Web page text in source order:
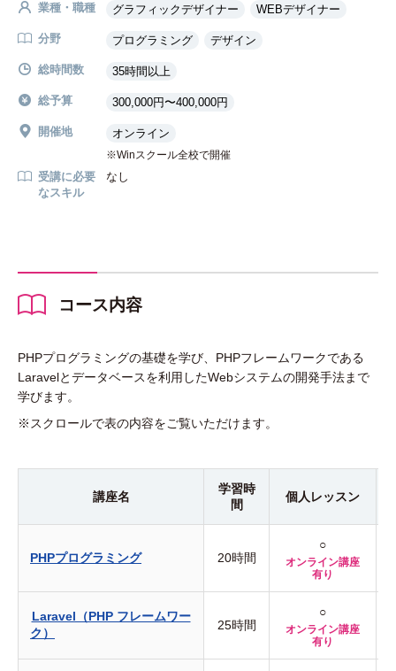
業種・職種 グラフィックデザイナー WEBデザイナー
分野 プログラミング デザイン
総時間数 35時間以上
総予算 300,000円〜400,000円
開催地 オンライン
Winスクール全校で開催
受講に必要
なスキル
なし
コース内容
PHPプログラミングの基礎を学び、PHPフレームワークである
Laravelとデータベースを利用したWebシステムの開発手法まで
学びます。
※スクロールで表の内容をご覧いただけます。
講座名
学習時
間
個人レッスン
PHPプログラミング 20時間
○
オンライン講座
有り
Laravel（PHP フレームワー
ク）
25時間
○
オンライン講座
有り